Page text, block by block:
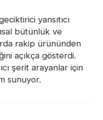
yansıtıcı
bütünlük ve
rakip ürününden
açıkça gösterdi.
şerit arayanlar için
sunuyor.